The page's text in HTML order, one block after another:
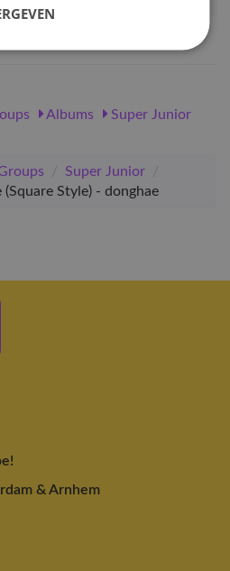
Albums
Super Junior
/ Super Junior
/
(Square Style) - donghae
& Arnhem